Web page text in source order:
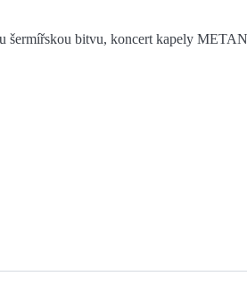
šermířskou bitvu, koncert kapely